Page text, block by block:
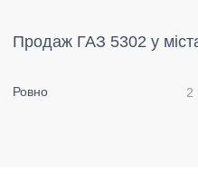
Продаж ГАЗ 5302 у
Ровно 2